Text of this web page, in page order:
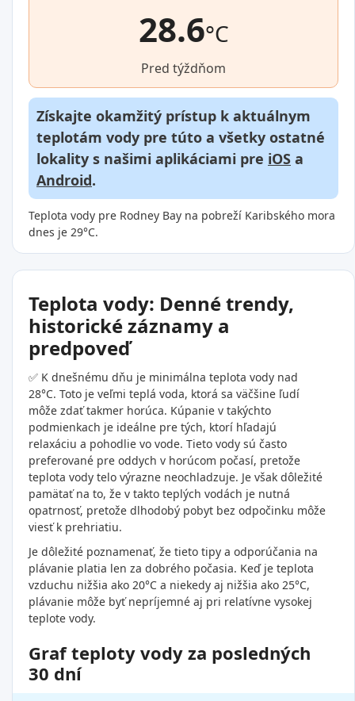
28.6°C
Pred týždňom
Získajte okamžitý prístup k aktuálnym
teplotám vody pre túto a všetky ostatné
lokality s našimi aplikáciami pre iOS a
Android.
Teplota vody pre Rodney Bay na pobreží Karibského mora
dnes je 29°C.
Teplota vody: Denné trendy,
historické záznamy a
predpoveď
✅ K dnešnému dňu je minimálna teplota vody nad
28°C. Toto je veľmi teplá voda, ktorá sa väčšine ľudí
môže zdať takmer horúca. Kúpanie v takýchto
podmienkach je ideálne pre tých, ktorí hľadajú
relaxáciu a pohodlie vo vode. Tieto vody sú často
preferované pre oddych v horúcom počasí, pretože
teplota vody telo výrazne neochladzuje. Je však dôležité
pamätať na to, že v takto teplých vodách je nutná
opatrnosť, pretože dlhodobý pobyt bez odpočinku môže
viesť k prehriatiu.
Je dôležité poznamenať, že tieto tipy a odporúčania na
plávanie platia len za dobrého počasia. Keď je teplota
vzduchu nižšia ako 20°C a niekedy aj nižšia ako 25°C,
plávanie môže byť nepríjemné aj pri relatívne vysokej
teplote vody.
Graf teploty vody za posledných
30 dní